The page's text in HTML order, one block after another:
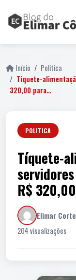
Início
Politica
Tíquete-
320,00 para…
POLITICA
Tíquete-
R$
Elimar
204 visualizações